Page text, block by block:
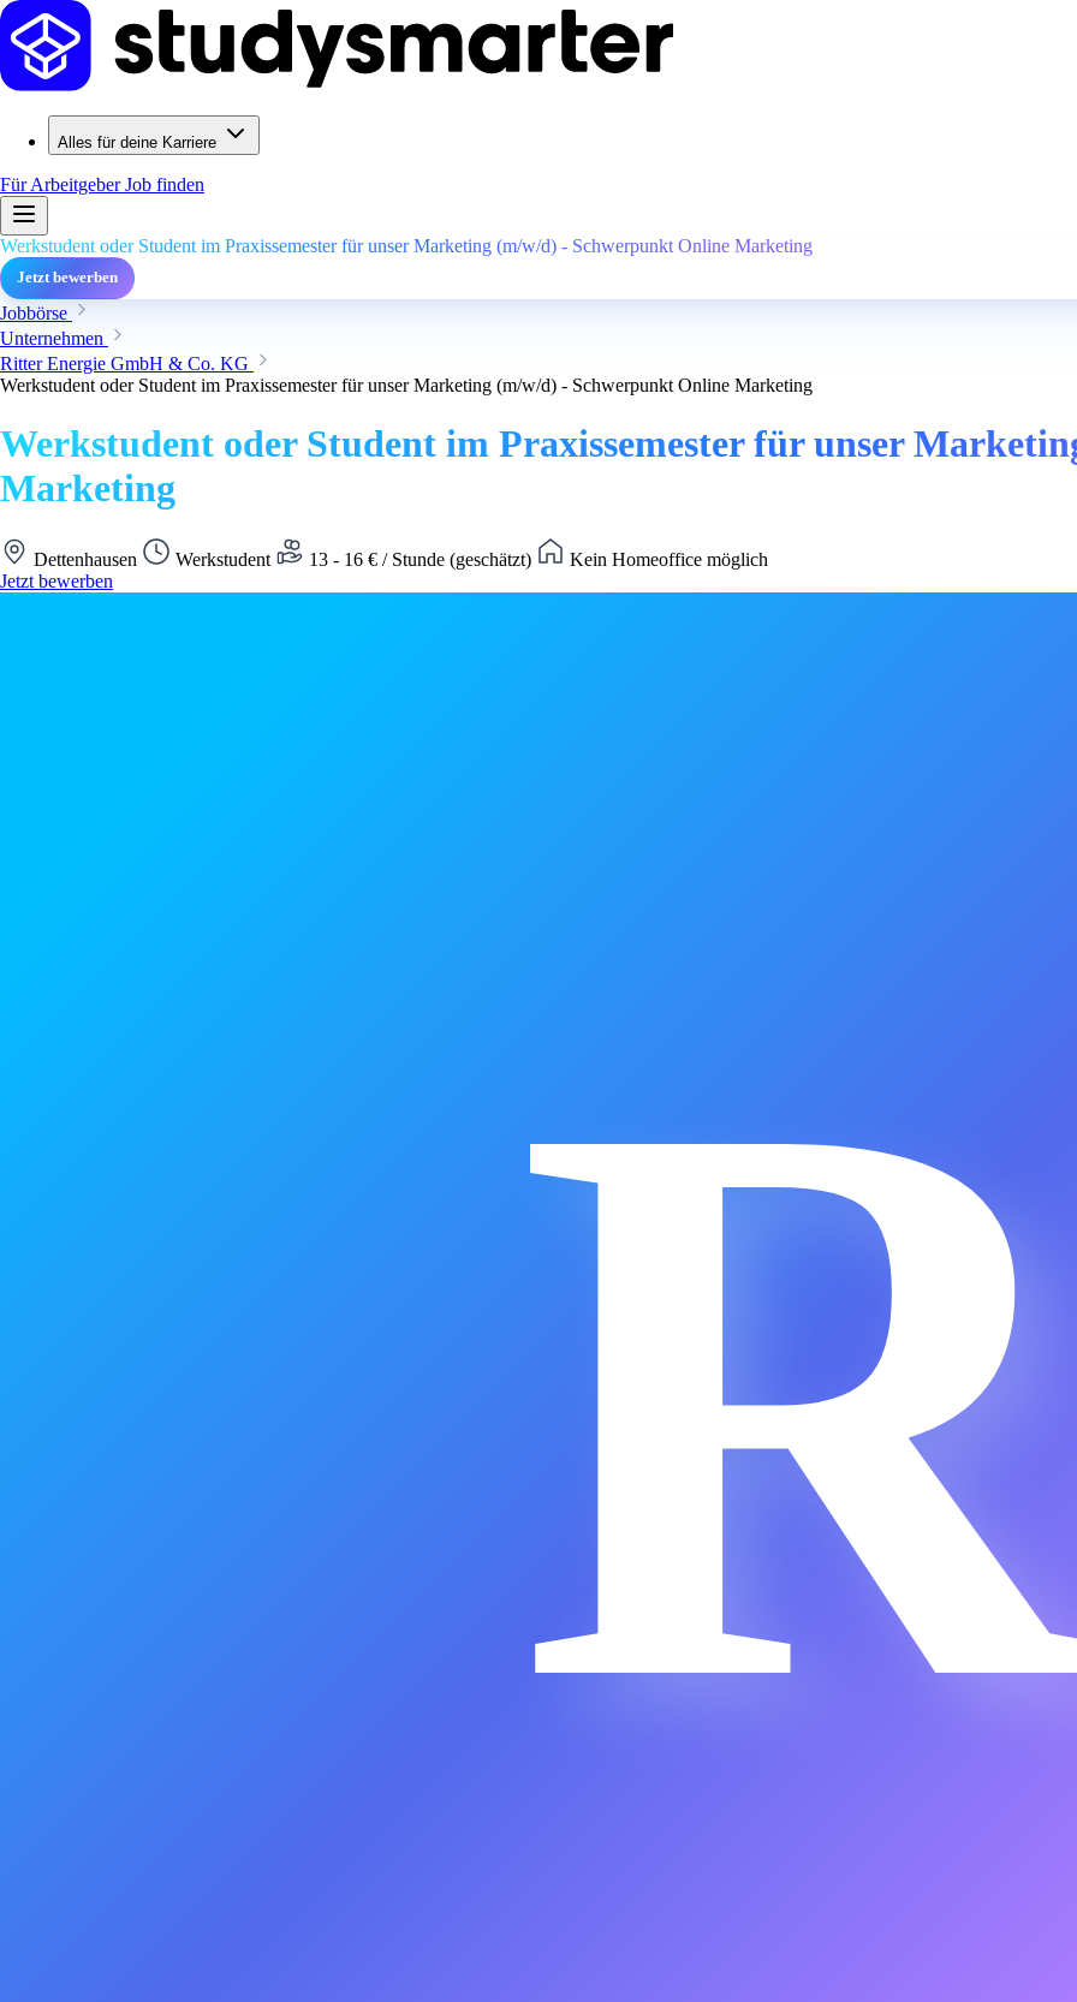
Alles für deine Karriere
Für ArbeitgeberJob finden
Werkstudent oder Student im Praxissemester für unser Marketing (m/w/d) - Schwerpunkt Online Marketing
Jetzt bewerben
Jobbörse
Unternehmen
Ritter Energie GmbH & Co. KG
Werkstudent oder Student im Praxissemester für unser Marketing (m/w/d) - Schwerpunkt Online Marketing
Werkstudent oder Student im Praxissemester für unser
Marketing
Dettenhausen Werkstudent 13 - 16 € / Stunde (geschätzt)
Kein Homeoffice möglich
Jetzt bewerben